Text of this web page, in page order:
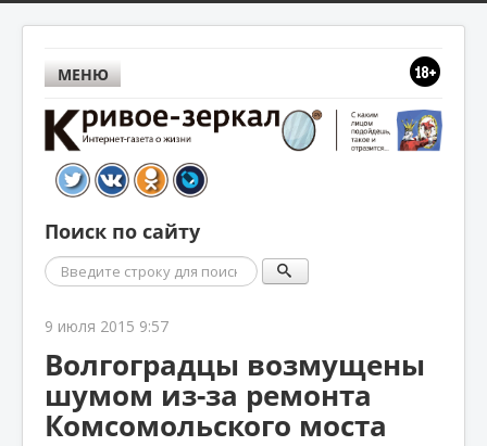
МЕНЮ
Поиск по сайту
Поиск
9 июля 2015 9:57
Волгоградцы возмущены
шумом из-за ремонта
Комсомольского моста